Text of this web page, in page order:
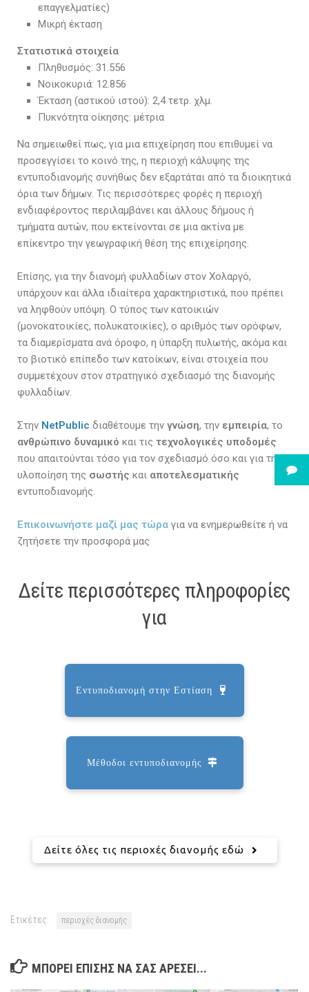
επαγγελματίες)
Μικρή έκταση
Στατιστικά στοιχεία
Πληθυσμός: 31.556
Νοικοκυριά: 12.856
Έκταση (αστικού ιστού): 2,4 τετρ. χλμ.
Πυκνότητα οίκησης: μέτρια
Να σημειωθεί πως, για μια επιχείρηση που επιθυμεί να
προσεγγίσει το κοινό της, η περιοχή κάλυψης της
εντυποδιανομής συνήθως δεν εξαρτάται από τα διοικητικά
όρια των δήμων. Τις περισσότερες φορές η περιοχή
ενδιαφέροντος περιλαμβάνει και άλλους δήμους ή
τμήματα αυτών, που εκτείνονται σε μια ακτίνα με
επίκεντρο την γεωγραφική θέση της επιχείρησης.
Επίσης, για την διανομή φυλλαδίων στον Χολαργό,
υπάρχουν και άλλα ιδιαίτερα χαρακτηριστικά, που πρέπει
να ληφθούν υπόψη. Ο τύπος των κατοικιών
(μονοκατοικίες, πολυκατοικίες), ο αριθμός των ορόφων,
τα διαμερίσματα ανά όροφο, η ύπαρξη πυλωτής, ακόμα και
το βιοτικό επίπεδο των κατοίκων, είναι στοιχεία που
συμμετέχουν στον στρατηγικό σχεδιασμό της διανομής
φυλλαδίων.
Στην NetPublic διαθέτουμε την γνώση, την εμπειρία, το
ανθρώπινο δυναμικό και τις τεχνολογικές υποδομές
που απαιτούνται τόσο για τον σχεδιασμό όσο και για την
υλοποίηση της σωστής και αποτελεσματικής
εντυποδιανομής.
Επικοινωνήστε μαζί μας τώρα για να ενημερωθείτε ή να
ζητήσετε την προσφορά μας
Δείτε περισσότερες πληροφορίες
για
Εντυποδιανομή στην Εστίαση
Μέθοδοι εντυποδιανομής
Δείτε όλες τις περιοχές διανομής εδώ
Ετικέτες: περιοχές διανομής
ΜΠΟΡΕΊ ΕΠΊΣΗΣ ΝΑ ΣΑΣ ΑΡΈΣΕΙ...